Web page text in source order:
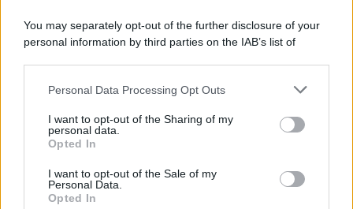
You may separately opt-out of the further disclosure of your
personal information by third parties on the IAB’s list of
This information may also be disclosed by us to third parties
disclose it to other third parties.
Please note that this website/app uses one or more Google
services and may gather and store information including but
not limited to your visit or usage behaviour. You may click to
grant or deny consent to Google and its third-party tags to
Personal Data Processing Opt Outs
I want to opt-out of the Sharing of my
personal data.
Opted In
I want to opt-out of the Sale of my
Personal Data.
Opted In